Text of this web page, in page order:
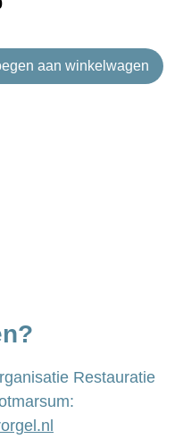
aan winkelwagen
Restauratie